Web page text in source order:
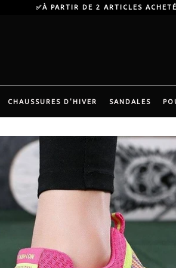
✅À PARTIR DE 2 ARTICLES
CHAUSSURES D'HIVER SANDALES